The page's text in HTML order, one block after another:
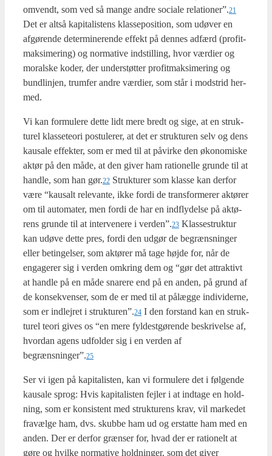
omvendt, som ved så man­ge andre soci­a­le relationer”.21
Det er alt­så kapi­ta­li­stens klas­sepo­si­tion, som udø­ver en
afgø­ren­de deter­mi­ne­ren­de effekt på den­nes adfærd (pro­fit­
mak­si­me­ring) og nor­ma­ti­ve indstil­ling, hvor vær­di­er og
moral­ske koder, der under­støt­ter pro­fit­mak­si­me­ring og
bund­linj­en, trum­fer andre vær­di­er, som står i mod­strid her­
med.
Vi kan for­mu­le­re det­te lidt mere bredt og sige, at en struk­
tu­rel klas­se­te­o­ri postu­le­rer, at det er struk­tu­ren selv og dens
kaus­a­le effek­ter, som er med til at påvir­ke den øko­no­mi­ske
aktør på den måde, at den giver ham ratio­nel­le grun­de til at
hand­le, som han gør.22 Struk­tu­rer som klas­se kan der­for
være “kaus­alt rele­van­te, ikke for­di de trans­for­me­rer aktø­rer
om til auto­ma­ter, men for­di de har en ind­fly­del­se på aktø­
rens grun­de til at inter­ve­ne­re i verden”.23 Klas­se­struk­tur
kan udø­ve det­te pres, for­di den udgør de begræns­nin­ger
eller betin­gel­ser, som aktø­rer må tage høj­de for, når de
enga­ge­rer sig i ver­den omkring dem og “gør det attrak­tivt
at hand­le på en måde sna­re­re end på en anden, på grund af
de kon­se­kven­ser, som de er med til at pålæg­ge indi­vi­der­ne,
som er ind­lej­ret i strukturen”.24 I den for­stand kan en struk­
tu­rel teo­ri gives os “en mere fyl­dest­gø­ren­de beskri­vel­se af,
hvor­dan agens udfol­der sig i en ver­den af
begrænsninger”.25
Ser vi igen på kapi­ta­li­sten, kan vi for­mu­le­re det i føl­gen­de
kaus­a­le sprog: Hvis kapi­ta­li­sten fejl­er i at ind­ta­ge en hold­
ning, som er kon­si­stent med struk­tu­rens krav, vil mar­ke­det
fra­væl­ge ham, dvs. skub­be ham ud og erstat­te ham med en
anden. Der er der­for græn­ser for, hvad der er ratio­nelt at
gøre og hvil­ke nor­ma­ti­ve hold­nin­ger, som det giver